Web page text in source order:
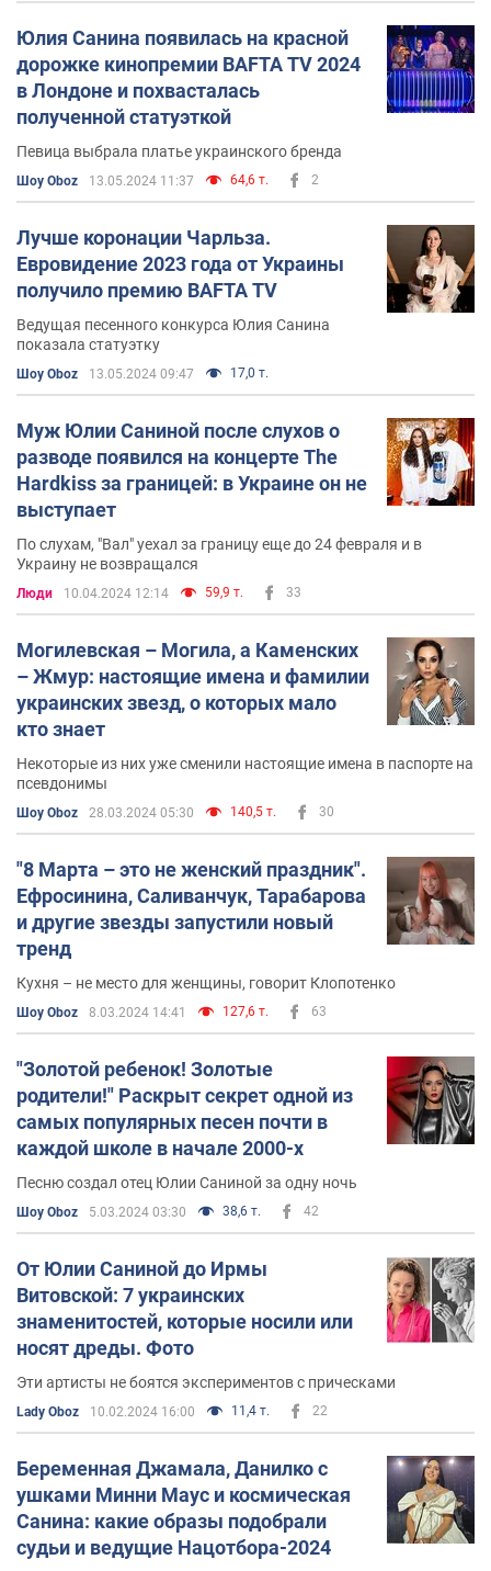
Юлия Санина появилась на красной
дорожке кинопремии BAFTA TV 2024
в Лондоне и похвасталась
полученной статуэткой
Певица выбрала платье украинского бренда
Шоу Oboz 13.05.2024 11:37 64,6 т. 2
Лучше коронации Чарльза.
Евровидение 2023 года от Украины
получило премию BAFTA TV
Ведущая песенного конкурса Юлия Санина
показала статуэтку
Шоу Oboz 13.05.2024 09:47 17,0 т.
Муж Юлии Саниной после слухов о
разводе появился на концерте The
Hardkiss за границей: в Украине он не
выступает
По слухам, "Вал" уехал за границу еще до 24 февраля и в
Украину не возвращался
Люди 10.04.2024 12:14 59,9 т. 33
Могилевская – Могила, а Каменских
– Жмур: настоящие имена и фамилии
украинских звезд, о которых мало
кто знает
Некоторые из них уже сменили настоящие имена в паспорте на
псевдонимы
Шоу Oboz 28.03.2024 05:30 140,5 т. 30
"8 Марта – это не женский праздник".
Ефросинина, Саливанчук, Тарабарова
и другие звезды запустили новый
тренд
Кухня – не место для женщины, говорит Клопотенко
Шоу Oboz 8.03.2024 14:41 127,6 т. 63
"Золотой ребенок! Золотые
родители!" Раскрыт секрет одной из
самых популярных песен почти в
каждой школе в начале 2000-х
Песню создал отец Юлии Саниной за одну ночь
Шоу Oboz 5.03.2024 03:30 38,6 т. 42
От Юлии Саниной до Ирмы
Витовской: 7 украинских
знаменитостей, которые носили или
носят дреды. Фото
Эти артисты не боятся экспериментов с прическами
Lady Oboz 10.02.2024 16:00 11,4 т. 22
Беременная Джамала, Данилко с
ушками Минни Маус и космическая
Санина: какие образы подобрали
судьи и ведущие Нацотбора-2024